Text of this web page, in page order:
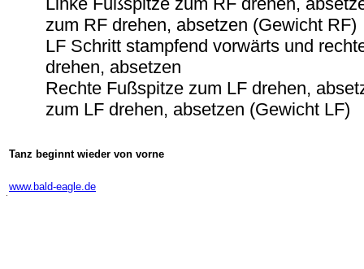
zum RF drehen, absetzen (Gewicht RF)
LF Schritt stampfend vorwärts und
drehen, absetzen
Rechte Fußspitze zum LF drehen,
zum LF drehen, absetzen (Gewicht LF)
Tanz beginnt wieder von vorne
www.bald-eagle.de